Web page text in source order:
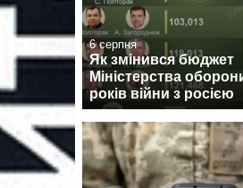
6 серпня
Як змінився бюджет
Міністерства
років війни з росією